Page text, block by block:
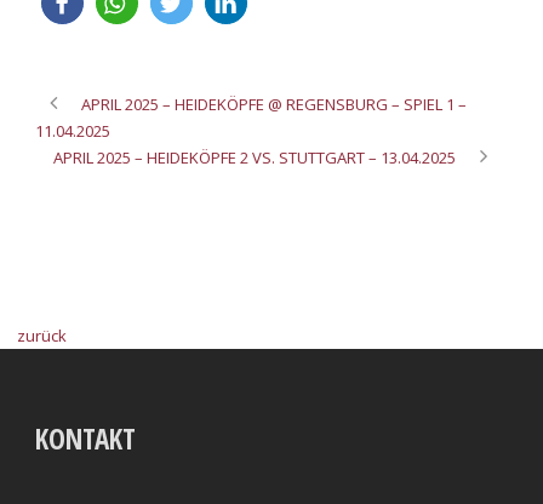
APRIL 2025 – HEIDEKÖPFE @ REGENSBURG – SPIEL 1 –
11.04.2025
APRIL 2025 – HEIDEKÖPFE 2 VS. STUTTGART – 13.04.2025
zurück
KONTAKT